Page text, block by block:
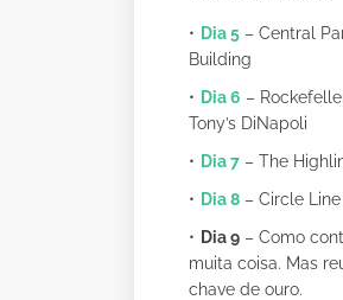
Dia 5 – Central
Building
Dia 6 –
Tony’s DiNapoli
Dia 7 – The
Dia 8 – Circle
Dia 9 – Como
muita coisa. Mas
chave de ouro.